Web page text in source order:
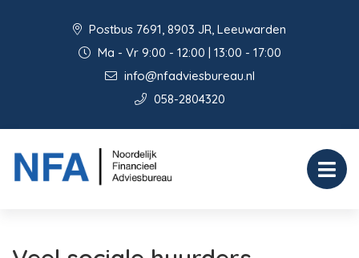
Postbus 7691, 8903 JR, Leeuwarden
Ma - Vr 9:00 - 12:00 | 13:00 - 17:00
info@nfadviesbureau.nl
058-2804320